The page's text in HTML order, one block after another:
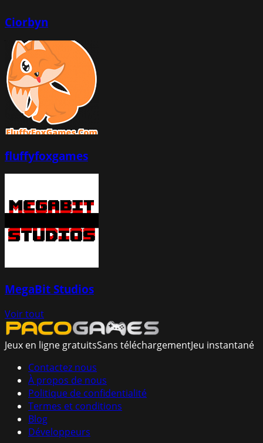
Ciorbyn
fluffyfoxgames
MegaBit Studios
Voir tout
Jeux en ligne gratuitsSans téléchargementJeu instantané
Contactez nous
À propos de nous
Politique de confidentialité
Termes et conditions
Blog
Développeurs